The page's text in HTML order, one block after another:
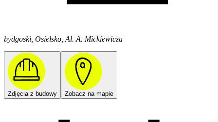
bydgoski, Osielsko, Al. A. Mickiewicza
Zdjęcia z budowy Zobacz na mapie